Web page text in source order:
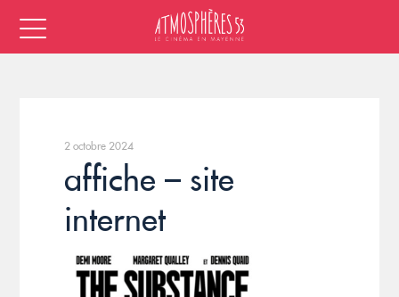
2 octobre 2024
affiche – site
internet